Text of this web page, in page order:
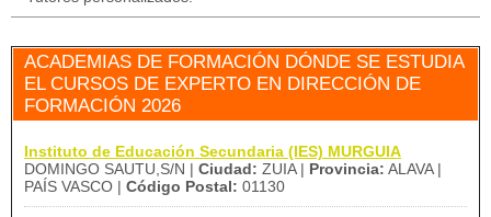
ACADEMIAS DE FORMACIÓN DÓNDE SE ESTUDIA
EL CURSOS DE EXPERTO EN DIRECCIÓN DE
FORMACIÓN 2026
Instituto de Educación Secundaria (IES) MURGUIA
DOMINGO SAUTU,S/N | Ciudad: ZUIA | Provincia: ALAVA |
PAÍS VASCO | Código Postal: 01130